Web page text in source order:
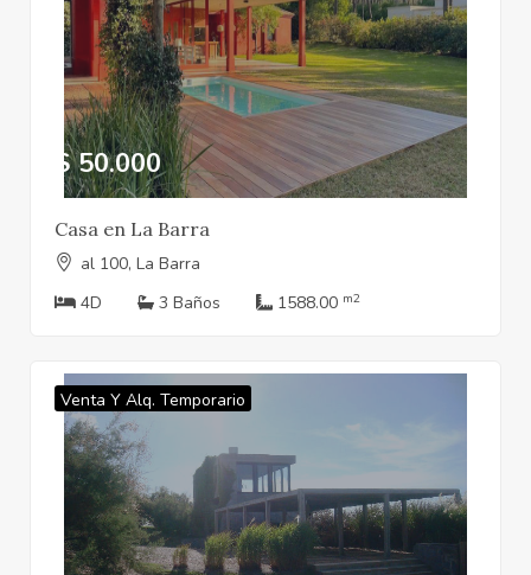
$ 50.000
Casa en La Barra
al 100, La Barra
4D
3 Baños 1588.00 m2
Venta Y Alq. Temporario